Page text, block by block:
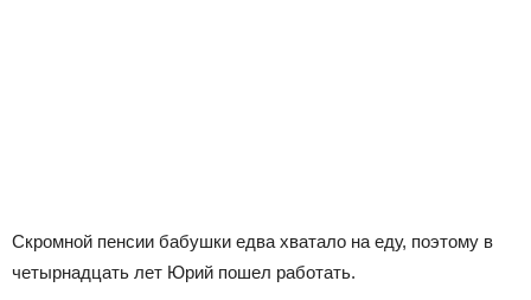
Скромной пенсии бабушки едва хватало на еду, поэтому в
четырнадцать лет Юрий пошел работать.